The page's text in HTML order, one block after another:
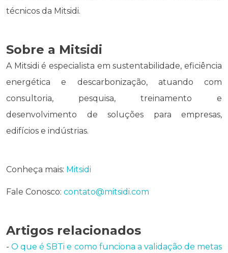
técnicos da Mitsidi.
Sobre a Mitsidi
A Mitsidi é especialista em sustentabilidade, eficiência
energética e descarbonização, atuando com
consultoria, pesquisa, treinamento e
desenvolvimento de soluções para empresas,
edifícios e indústrias.
Conheça mais: Mitsidi
Fale Conosco: contato@mitsidi.com
Artigos relacionados
-O que é SBTi e como funciona a validação de metas